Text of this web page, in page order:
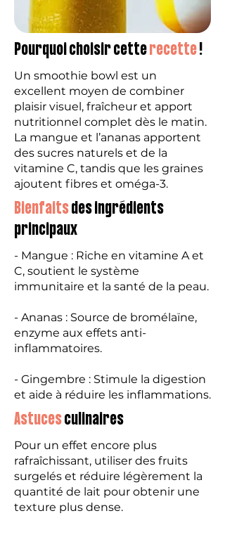
Pourquoi choisir cetterecette!
Un smoothie bowl est un
excellent moyen de combiner
plaisir visuel, fraîcheur et apport
nutritionnel complet dès le matin.
La mangue et l’ananas apportent
des sucres naturels et de la
vitamine C, tandis que les graines
ajoutent fibres et oméga-3.
Bienfaitsdes ingrédients
principaux
- Mangue : Riche en vitamine A et
C, soutient le système
immunitaire et la santé de la peau.
- Ananas : Source de bromélaïne,
enzyme aux effets anti-
inflammatoires.
- Gingembre : Stimule la digestion
et aide à réduire les inflammations.
Astucesculinaires
Pour un effet encore plus
rafraîchissant, utiliser des fruits
surgelés et réduire légèrement la
quantité de lait pour obtenir une
texture plus dense.